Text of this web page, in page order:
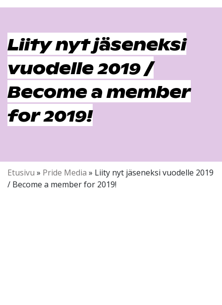
Liity nyt jäseneksi
vuodelle 2019 /
Become a member
for 2019!
Etusivu » Pride Media » Liity nyt jäseneksi vuodelle 2019
/ Become a member for 2019!